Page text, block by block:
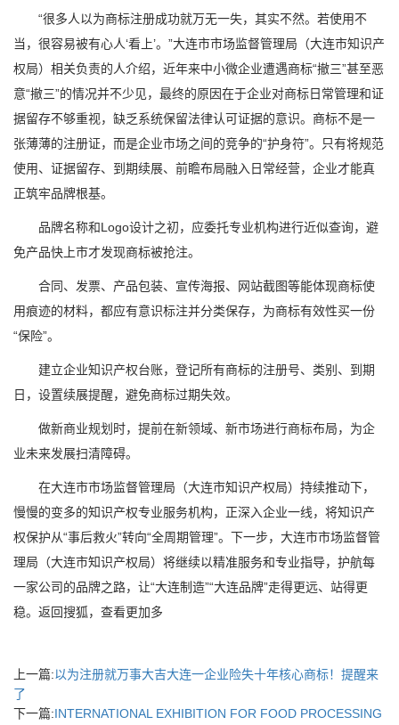
“很多人以为商标注册成功就万无一失，其实不然。若使用不
当，很容易被有心人‘看上’。”大连市市场监督管理局（大连市知识产
权局）相关负责的人介绍，近年来中小微企业遭遇商标“撤三”甚至恶
意“撤三”的情况并不少见，最终的原因在于企业对商标日常管理和证
据留存不够重视，缺乏系统保留法律认可证据的意识。商标不是一
张薄薄的注册证，而是企业市场之间的竞争的“护身符”。只有将规范
使用、证据留存、到期续展、前瞻布局融入日常经营，企业才能真
正筑牢品牌根基。
品牌名称和Logo设计之初，应委托专业机构进行近似查询，避
免产品快上市才发现商标被抢注。
合同、发票、产品包装、宣传海报、网站截图等能体现商标使
用痕迹的材料，都应有意识标注并分类保存，为商标有效性买一份
“保险”。
建立企业知识产权台账，登记所有商标的注册号、类别、到期
日，设置续展提醒，避免商标过期失效。
做新商业规划时，提前在新领域、新市场进行商标布局，为企
业未来发展扫清障碍。
在大连市市场监督管理局（大连市知识产权局）持续推动下，
慢慢的变多的知识产权专业服务机构，正深入企业一线，将知识产
权保护从“事后救火”转向“全周期管理”。下一步，大连市市场监督管
理局（大连市知识产权局）将继续以精准服务和专业指导，护航每
一家公司的品牌之路，让“大连制造”“大连品牌”走得更远、站得更
稳。返回搜狐，查看更加多
上一篇:以为注册就万事大吉大连一企业险失十年核心商标！提醒来
了
下一篇:INTERNATIONAL EXHIBITION FOR FOOD PROCESSING